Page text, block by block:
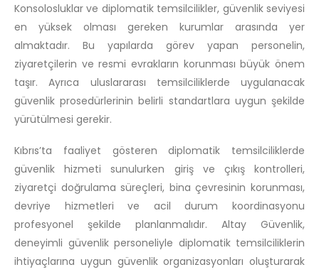
Konsolosluklar ve diplomatik temsilcilikler, güvenlik seviyesi
en yüksek olması gereken kurumlar arasında yer
almaktadır. Bu yapılarda görev yapan personelin,
ziyaretçilerin ve resmi evrakların korunması büyük önem
taşır. Ayrıca uluslararası temsilciliklerde uygulanacak
güvenlik prosedürlerinin belirli standartlara uygun şekilde
yürütülmesi gerekir.
Kıbrıs’ta faaliyet gösteren diplomatik temsilciliklerde
güvenlik hizmeti sunulurken giriş ve çıkış kontrolleri,
ziyaretçi doğrulama süreçleri, bina çevresinin korunması,
devriye hizmetleri ve acil durum koordinasyonu
profesyonel şekilde planlanmalıdır. Altay Güvenlik,
deneyimli güvenlik personeliyle diplomatik temsilciliklerin
ihtiyaçlarına uygun güvenlik organizasyonları oluşturarak